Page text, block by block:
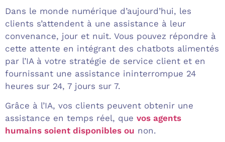
Dans le monde numérique d’aujourd’hui, les
clients s’attendent à une assistance à leur
convenance, jour et nuit. Vous pouvez répondre à
cette attente en intégrant des chatbots alimentés
par l’IA à votre stratégie de service client et en
fournissant une assistance ininterrompue 24
heures sur 24, 7 jours sur 7.
Grâce à l’IA, vos clients peuvent obtenir une
assistance en temps réel, que vos agents
humains soient disponibles ou non.